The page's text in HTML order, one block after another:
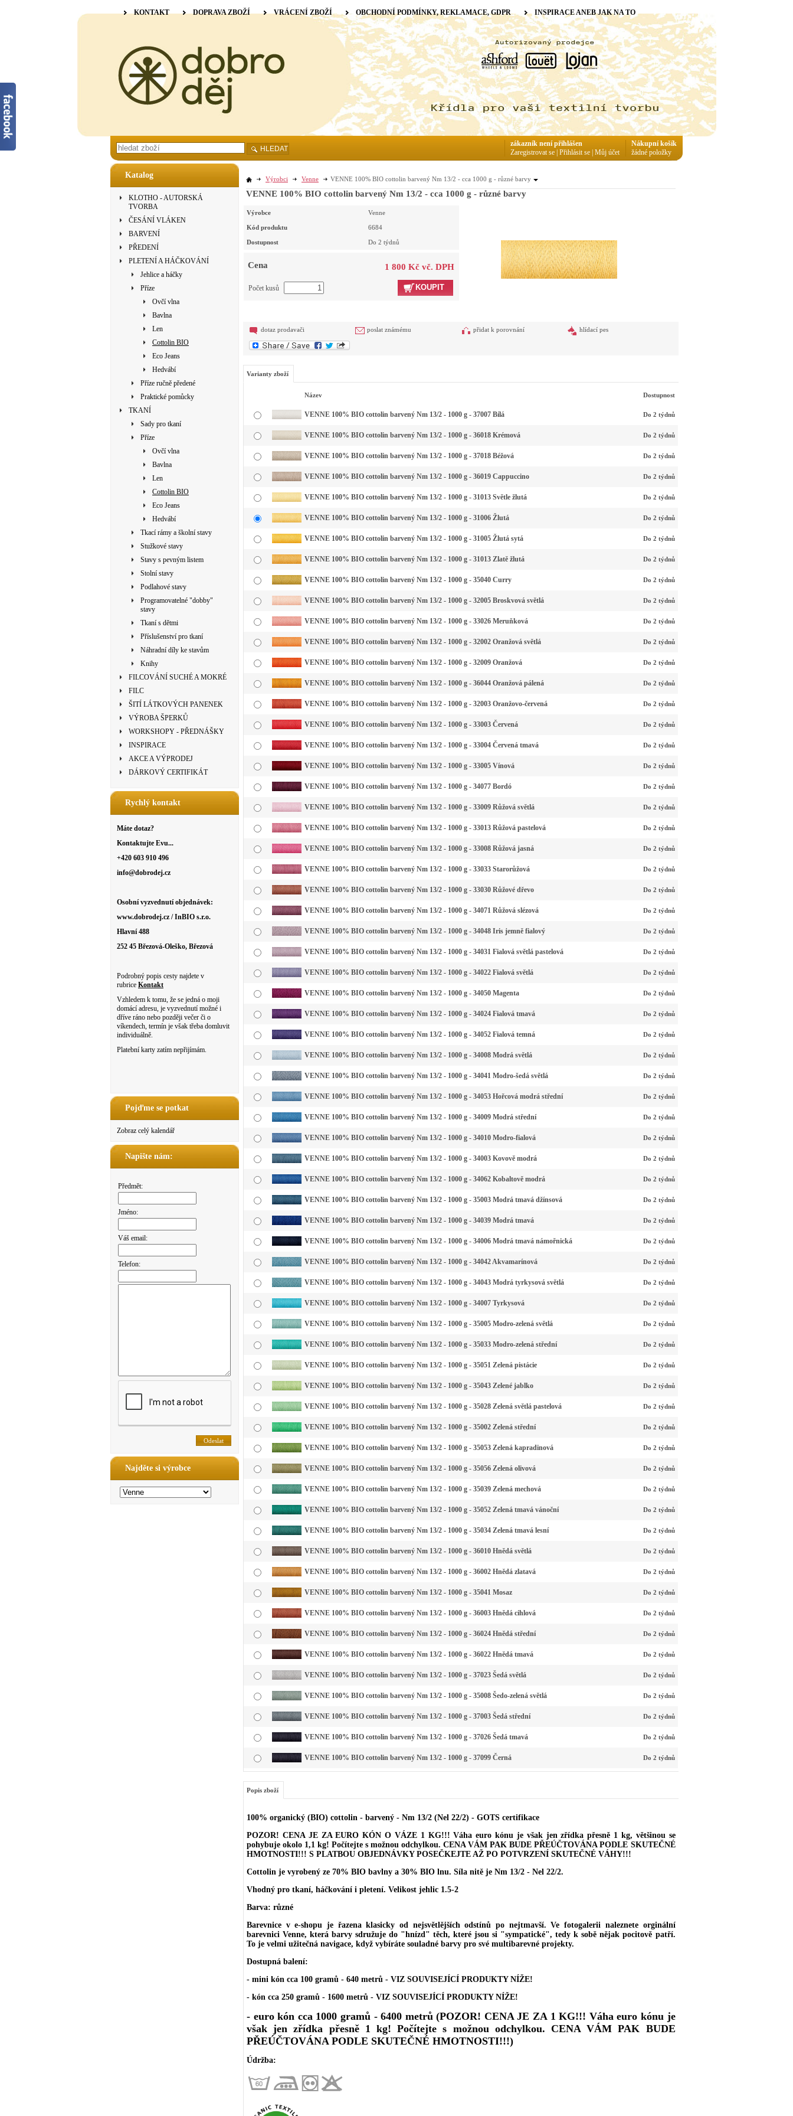
Katalog
KLOTHO - AUTORSKÁ
TVORBA
ČESÁNÍ VLÁKEN
BARVENÍ
PŘEDENÍ
PLETENÍ A HÁČKOVÁNÍ
Jehlice a háčky
Příze
Ovčí vlna
Bavlna
Len
Cottolin BIO
Eco Jeans
Hedvábí
Příze ručně předené
Praktické pomůcky
TKANÍ
Sady pro tkaní
Příze
Ovčí vlna
Bavlna
Len
Cottolin BIO
Eco Jeans
Hedvábí
Tkací rámy a školní stavy
Stužkové stavy
Stavy s pevným listem
Stolní stavy
Podlahové stavy
Programovatelné "dobby"
stavy
Tkaní s dětmi
Příslušenství pro tkaní
Náhradní díly ke stavům
Knihy
FILCOVÁNÍ SUCHÉ A MOKRÉ
FILC
ŠITÍ LÁTKOVÝCH PANENEK
VÝROBA ŠPERKŮ
WORKSHOPY - PŘEDNÁŠKY
INSPIRACE
AKCE A VÝPRODEJ
DÁRKOVÝ CERTIFIKÁT
Rychlý kontakt
Máte dotaz?
Kontaktujte Evu...
+420 603 910 496
info@dobrodej.cz
Osobní vyzvednutí objednávek:
www.dobrodej.cz / InBIO s.r.o.
Hlavní 488
252 45 Březová-Oleško, Březová
Podrobný popis cesty najdete v
rubrice Kontakt
Vzhledem k tomu, že se jedná o moji
domácí adresu, je vyzvednutí možné i
dříve ráno nebo později večer či o
víkendech, termín je však třeba domluvit
individuálně.
Platební karty zatím nepřijímám.
Pojďme se potkat
Zobraz celý kalendář
Napište nám:
Předmět:
Jméno:
Váš email:
Telefon:
Najděte si výrobce
Výrobci Venne VENNE 100% BIO cottolin barvený Nm 13/2 - cca 1000 g - různé barvy
VENNE 100% BIO cottolin barvený Nm 13/2 - cca 1000 g - různé barvy
Výrobce Venne
Kód produktu 6684
Dostupnost Do 2 týdnů
Cena 1 800 Kč vč. DPH
KOUPIT
Počet kusů
dotaz prodavači poslat známému přidat k porovnání hlídací pes
Varianty zboží
Název Dostupnost
VENNE 100% BIO cottolin barvený Nm 13/2 - 1000 g - 37007 Bílá Do 2 týdnů
VENNE 100% BIO cottolin barvený Nm 13/2 - 1000 g - 36018 Krémová Do 2 týdnů
VENNE 100% BIO cottolin barvený Nm 13/2 - 1000 g - 37018 Béžová Do 2 týdnů
VENNE 100% BIO cottolin barvený Nm 13/2 - 1000 g - 36019 Cappuccino Do 2 týdnů
VENNE 100% BIO cottolin barvený Nm 13/2 - 1000 g - 31013 Světle žlutá Do 2 týdnů
VENNE 100% BIO cottolin barvený Nm 13/2 - 1000 g - 31006 Žlutá Do 2 týdnů
VENNE 100% BIO cottolin barvený Nm 13/2 - 1000 g - 31005 Žlutá sytá Do 2 týdnů
VENNE 100% BIO cottolin barvený Nm 13/2 - 1000 g - 31013 Zlatě žlutá Do 2 týdnů
VENNE 100% BIO cottolin barvený Nm 13/2 - 1000 g - 35040 Curry Do 2 týdnů
VENNE 100% BIO cottolin barvený Nm 13/2 - 1000 g - 32005 Broskvová světlá Do 2 týdnů
VENNE 100% BIO cottolin barvený Nm 13/2 - 1000 g - 33026 Meruňková Do 2 týdnů
VENNE 100% BIO cottolin barvený Nm 13/2 - 1000 g - 32002 Oranžová světlá Do 2 týdnů
VENNE 100% BIO cottolin barvený Nm 13/2 - 1000 g - 32009 Oranžová Do 2 týdnů
VENNE 100% BIO cottolin barvený Nm 13/2 - 1000 g - 36044 Oranžová pálená Do 2 týdnů
VENNE 100% BIO cottolin barvený Nm 13/2 - 1000 g - 32003 Oranžovo-červená Do 2 týdnů
VENNE 100% BIO cottolin barvený Nm 13/2 - 1000 g - 33003 Červená Do 2 týdnů
VENNE 100% BIO cottolin barvený Nm 13/2 - 1000 g - 33004 Červená tmavá Do 2 týdnů
VENNE 100% BIO cottolin barvený Nm 13/2 - 1000 g - 33005 Vínová Do 2 týdnů
VENNE 100% BIO cottolin barvený Nm 13/2 - 1000 g - 34077 Bordó Do 2 týdnů
VENNE 100% BIO cottolin barvený Nm 13/2 - 1000 g - 33009 Růžová světlá Do 2 týdnů
VENNE 100% BIO cottolin barvený Nm 13/2 - 1000 g - 33013 Růžová pastelová Do 2 týdnů
VENNE 100% BIO cottolin barvený Nm 13/2 - 1000 g - 33008 Růžová jasná Do 2 týdnů
VENNE 100% BIO cottolin barvený Nm 13/2 - 1000 g - 33033 Starorůžová Do 2 týdnů
VENNE 100% BIO cottolin barvený Nm 13/2 - 1000 g - 33030 Růžové dřevo Do 2 týdnů
VENNE 100% BIO cottolin barvený Nm 13/2 - 1000 g - 34071 Růžová slézová Do 2 týdnů
VENNE 100% BIO cottolin barvený Nm 13/2 - 1000 g - 34048 Iris jemně fialový Do 2 týdnů
VENNE 100% BIO cottolin barvený Nm 13/2 - 1000 g - 34031 Fialová světlá pastelová Do 2 týdnů
VENNE 100% BIO cottolin barvený Nm 13/2 - 1000 g - 34022 Fialová světlá Do 2 týdnů
VENNE 100% BIO cottolin barvený Nm 13/2 - 1000 g - 34050 Magenta Do 2 týdnů
VENNE 100% BIO cottolin barvený Nm 13/2 - 1000 g - 34024 Fialová tmavá Do 2 týdnů
VENNE 100% BIO cottolin barvený Nm 13/2 - 1000 g - 34052 Fialová temná Do 2 týdnů
VENNE 100% BIO cottolin barvený Nm 13/2 - 1000 g - 34008 Modrá světlá Do 2 týdnů
VENNE 100% BIO cottolin barvený Nm 13/2 - 1000 g - 34041 Modro-šedá světlá Do 2 týdnů
VENNE 100% BIO cottolin barvený Nm 13/2 - 1000 g - 34053 Hořcová modrá střední Do 2 týdnů
VENNE 100% BIO cottolin barvený Nm 13/2 - 1000 g - 34009 Modrá střední Do 2 týdnů
VENNE 100% BIO cottolin barvený Nm 13/2 - 1000 g - 34010 Modro-fialová Do 2 týdnů
VENNE 100% BIO cottolin barvený Nm 13/2 - 1000 g - 34003 Kovově modrá Do 2 týdnů
VENNE 100% BIO cottolin barvený Nm 13/2 - 1000 g - 34062 Kobaltově modrá Do 2 týdnů
VENNE 100% BIO cottolin barvený Nm 13/2 - 1000 g - 35003 Modrá tmavá džínsová Do 2 týdnů
VENNE 100% BIO cottolin barvený Nm 13/2 - 1000 g - 34039 Modrá tmavá Do 2 týdnů
VENNE 100% BIO cottolin barvený Nm 13/2 - 1000 g - 34006 Modrá tmavá námořnická Do 2 týdnů
VENNE 100% BIO cottolin barvený Nm 13/2 - 1000 g - 34042 Akvamarínová Do 2 týdnů
VENNE 100% BIO cottolin barvený Nm 13/2 - 1000 g - 34043 Modrá tyrkysová světlá Do 2 týdnů
VENNE 100% BIO cottolin barvený Nm 13/2 - 1000 g - 34007 Tyrkysová Do 2 týdnů
VENNE 100% BIO cottolin barvený Nm 13/2 - 1000 g - 35005 Modro-zelená světlá Do 2 týdnů
VENNE 100% BIO cottolin barvený Nm 13/2 - 1000 g - 35033 Modro-zelená střední Do 2 týdnů
VENNE 100% BIO cottolin barvený Nm 13/2 - 1000 g - 35051 Zelená pistácie Do 2 týdnů
VENNE 100% BIO cottolin barvený Nm 13/2 - 1000 g - 35043 Zelené jablko Do 2 týdnů
VENNE 100% BIO cottolin barvený Nm 13/2 - 1000 g - 35028 Zelená světlá pastelová Do 2 týdnů
VENNE 100% BIO cottolin barvený Nm 13/2 - 1000 g - 35002 Zelená střední Do 2 týdnů
VENNE 100% BIO cottolin barvený Nm 13/2 - 1000 g - 35053 Zelená kapradinová Do 2 týdnů
VENNE 100% BIO cottolin barvený Nm 13/2 - 1000 g - 35056 Zelená olivová Do 2 týdnů
VENNE 100% BIO cottolin barvený Nm 13/2 - 1000 g - 35039 Zelená mechová Do 2 týdnů
VENNE 100% BIO cottolin barvený Nm 13/2 - 1000 g - 35052 Zelená tmavá vánoční Do 2 týdnů
VENNE 100% BIO cottolin barvený Nm 13/2 - 1000 g - 35034 Zelená tmavá lesní Do 2 týdnů
VENNE 100% BIO cottolin barvený Nm 13/2 - 1000 g - 36010 Hnědá světlá Do 2 týdnů
VENNE 100% BIO cottolin barvený Nm 13/2 - 1000 g - 36002 Hnědá zlatavá Do 2 týdnů
VENNE 100% BIO cottolin barvený Nm 13/2 - 1000 g - 35041 Mosaz Do 2 týdnů
VENNE 100% BIO cottolin barvený Nm 13/2 - 1000 g - 36003 Hnědá cihlová Do 2 týdnů
VENNE 100% BIO cottolin barvený Nm 13/2 - 1000 g - 36024 Hnědá střední Do 2 týdnů
VENNE 100% BIO cottolin barvený Nm 13/2 - 1000 g - 36022 Hnědá tmavá Do 2 týdnů
VENNE 100% BIO cottolin barvený Nm 13/2 - 1000 g - 37023 Šedá světlá Do 2 týdnů
VENNE 100% BIO cottolin barvený Nm 13/2 - 1000 g - 35008 Šedo-zelená světlá Do 2 týdnů
VENNE 100% BIO cottolin barvený Nm 13/2 - 1000 g - 37003 Šedá střední Do 2 týdnů
VENNE 100% BIO cottolin barvený Nm 13/2 - 1000 g - 37026 Šedá tmavá Do 2 týdnů
VENNE 100% BIO cottolin barvený Nm 13/2 - 1000 g - 37099 Černá Do 2 týdnů
Popis zboží
100% organický (BIO) cottolin - barvený - Nm 13/2 (Nel 22/2) - GOTS certifikace
POZOR! CENA JE ZA EURO KÓN O VÁZE 1 KG!!! Váha euro kónu je však jen zřídka přesně 1 kg, většinou se
pohybuje okolo 1,1 kg! Počítejte s možnou odchylkou. CENA VÁM PAK BUDE PŘEÚČTOVÁNA PODLE SKUTEČNÉ
HMOTNOSTI!!! S PLATBOU OBJEDNÁVKY POSEČKEJTE AŽ PO POTVRZENÍ SKUTEČNÉ VÁHY!!!
Cottolin je vyrobený ze 70% BIO bavlny a 30% BIO lnu. Síla nitě je Nm 13/2 - Nel 22/2.
Vhodný pro tkaní, háčkování i pletení. Velikost jehlic 1.5-2
Barva: různé
Barevnice v e-shopu je řazena klasicky od nejsvětlějších odstínů po nejtmavší. Ve fotogalerii naleznete orginální
barevnici Venne, která barvy sdružuje do "hnízd" těch, které jsou si "sympatické", tedy k sobě nějak pocitově patří.
To je velmi užitečná navigace, když vybíráte souladné barvy pro své multibarevné projekty.
Dostupná balení:
- mini kón cca 100 gramů - 640 metrů - VIZ SOUVISEJÍCÍ PRODUKTY NÍŽE!
- kón cca 250 gramů - 1600 metrů - VIZ SOUVISEJÍCÍ PRODUKTY NÍŽE!
- euro kón cca 1000 gramů - 6400 metrů (POZOR! CENA JE ZA 1 KG!!! Váha euro kónu je
však jen zřídka přesně 1 kg! Počítejte s možnou odchylkou. CENA VÁM PAK BUDE
PŘEÚČTOVÁNA PODLE SKUTEČNÉ HMOTNOSTI!!!)
Údržba:
KONTAKT DOPRAVA ZBOŽÍ VRÁCENÍ ZBOŽÍ OBCHODNÍ PODMÍNKY, REKLAMACE, GDPR INSPIRACE ANEB JAK NA TO
HLEDAT
Nákupní košík
žádné položky
zákazník není přihlášen
Zaregistrovat se Přihlásit se Můj účet